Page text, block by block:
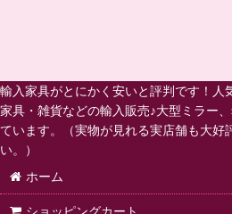
輸入家具がとにかく安いと評判です！人
家具・雑貨などの輸入販売♪大型ミラー
ています。（実物が見れる実店舗も大好
い。）
ホーム
ショッピングカート